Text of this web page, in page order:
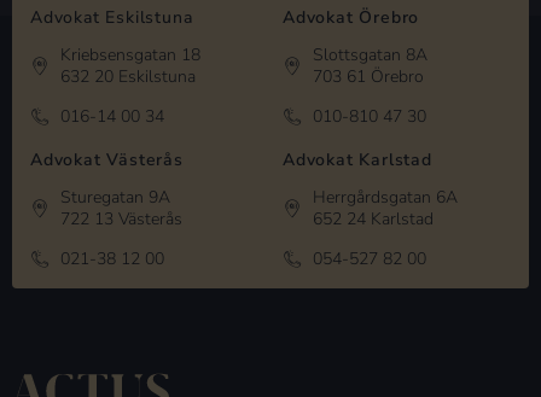
Advokat Eskilstuna
Kriebsensgatan 18
632 20 Eskilstuna
016-14 00 34
Advokat Örebro
Slottsgatan 8A
703 61 Örebro
010-810 47 30
Advokat Västerås
Sturegatan 9A
722 13 Västerås
021-38 12 00
Advokat Karlstad
Herrgårdsgatan 6A
652 24 Karlstad
054-527 82 00